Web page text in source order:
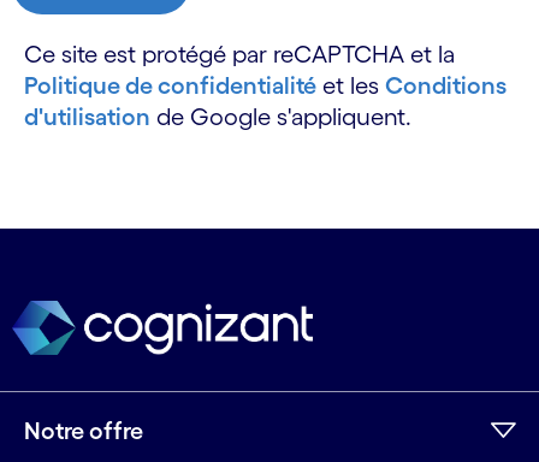
Ce site est protégé par reCAPTCHA et la
Politique de confidentialité et les Conditions
d'utilisation de Google s'appliquent.
Notre offre